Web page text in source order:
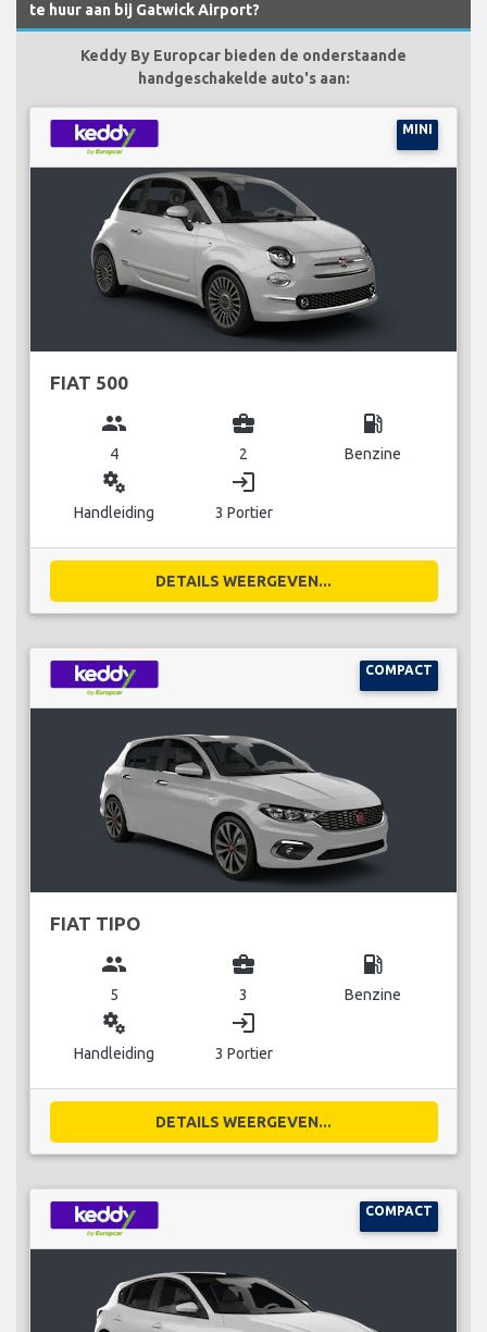
te huur aan bij Gatwick Airport?
Keddy By Europcar bieden de onderstaande
handgeschakelde auto's aan:
MINI
FIAT 500
group
4
business_center
2
local_gas_station
Benzine
miscellaneous_services
Handleiding
login
3 Portier
DETAILS WEERGEVEN...
COMPACT
FIAT TIPO
group
5
business_center
3
local_gas_station
Benzine
miscellaneous_services
Handleiding
login
3 Portier
DETAILS WEERGEVEN...
COMPACT